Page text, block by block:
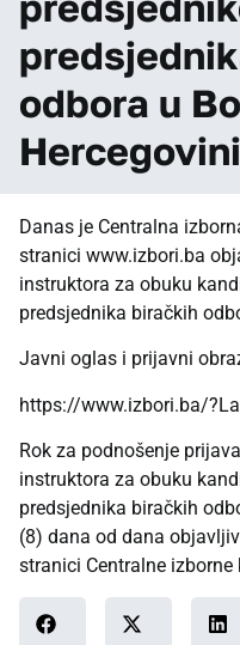
odbora u
Hercegovini
Danas je Centralna
stranici www.izbori.ba
instruktora za obuku
predsjednika biračkih
Javni oglas i prijavni
https://www.izbori.ba/
Rok za podnošenje
instruktora za obuku
predsjednika biračkih
(8) dana od dana
stranici Centralne izborne